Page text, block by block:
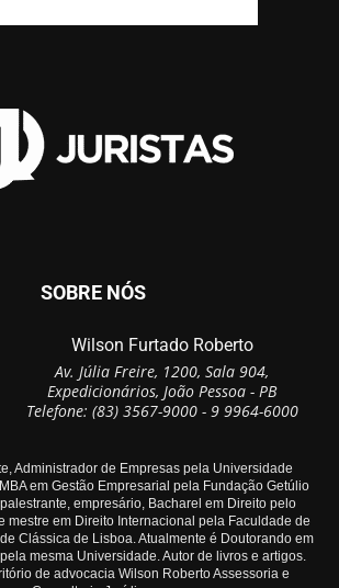
SOBRE NÓS
Wilson Furtado Roberto
Av. Júlia Freire, 1200, Sala 904,
Expedicionários, João Pessoa - PB
Telefone: (83) 3567-9000 - 9 9964-6000
Administrador de Empresas pela Universidade
em Gestão Empresarial pela Fundação Getúlio
empresário, Bacharel em Direito pelo
mestre em Direito Internacional pela Faculdade de
Clássica de Lisboa. Atualmente é Doutorando em
mesma Universidade. Autor de livros e artigos.
de advocacia Wilson Roberto Assessoria e